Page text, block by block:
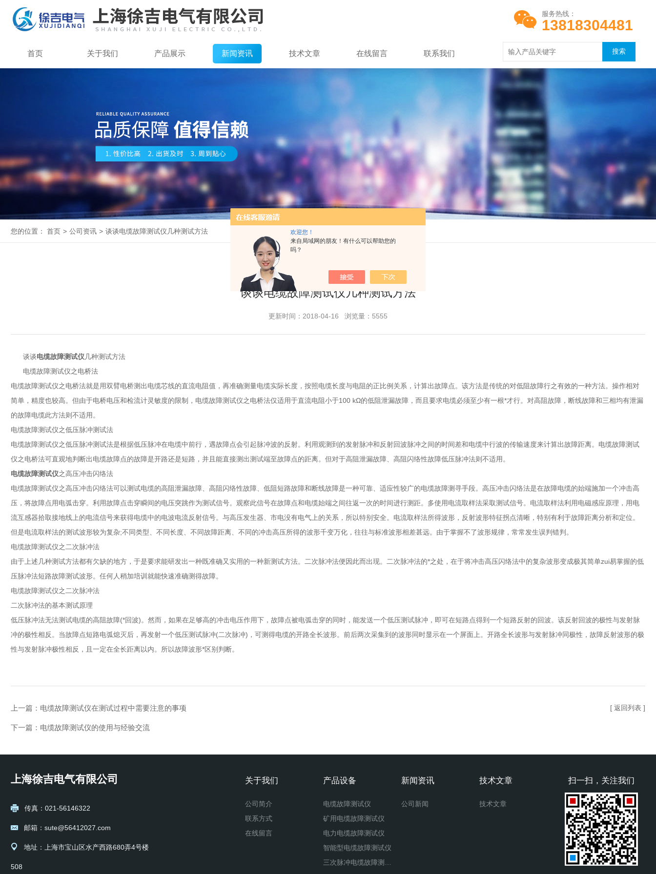
欢迎您！
来自局域网的朋友！有什么可以帮助您的
吗？
服务热线：
13818304481
首页 关于我们 产品展示 新闻资讯 技术文章 在线留言 联系我们
您的位置： 首页 > 公司资讯 > 谈谈电缆故障测试仪几种测试方法
谈谈电缆故障测试仪几种测试方法
更新时间：2018-04-16 浏览量：5555
谈谈电缆故障测试仪几种测试方法
电缆故障测试仪之电桥法
电缆故障测试仪之电桥法就是用双臂电桥测出电缆芯线的直流电阻值，再准确测量电缆实际长度，按照电缆长度与电阻的正比例关系，计算出故障点。该方法是传统的对低阻故障行之有效的一种方法。操作相对
简单，精度也较高。但由于电桥电压和检流计灵敏度的限制，电缆故障测试仪之电桥法仅适用于直流电阻小于100 kΩ的低阻泄漏故障，而且要求电缆必须至少有一根*才行。对高阻故障，断线故障和三相均有泄漏
的故障电缆此方法则不适用。
电缆故障测试仪之低压脉冲测试法
电缆故障测试仪之低压脉冲测试法是根据低压脉冲在电缆中前行，遇故障点会引起脉冲波的反射。利用观测到的发射脉冲和反射回波脉冲之间的时间差和电缆中行波的传输速度来计算出故障距离。电缆故障测试
仪之电桥法可直观地判断出电缆故障点的故障是开路还是短路，并且能直接测出测试端至故障点的距离。但对于高阻泄漏故障、高阻闪络性故障低压脉冲法则不适用。
电缆故障测试仪之高压冲击闪络法
电缆故障测试仪之高压冲击闪络法可以测试电缆的高阻泄漏故障、高阻闪络性故障、低阻短路故障和断线故障是一种可靠、适应性较广的电缆故障测寻手段。高压冲击闪络法是在故障电缆的始端施加一个冲击高
压，将故障点用电弧击穿。利用故障点击穿瞬间的电压突跳作为测试信号。观察此信号在故障点和电缆始端之间往返一次的时间进行测距。多使用电流取样法采取测试信号。电流取样法利用电磁感应原理，用电
流互感器拾取接地线上的电流信号来获得电缆中的电波电流反射信号。与高压发生器、市电没有电气上的关系，所以特别安全。电流取样法所得波形，反射波形特征拐点清晰，特别有利于故障距离分析和定位。
但是电流取样法的测试波形较为复杂;不同类型、不同长度、不同故障距离、不同的冲击高压所得的波形千变万化，往往与标准波形相差甚远。由于掌握不了波形规律，常常发生误判错判。
电缆故障测试仪之二次脉冲法
由于上述几种测试方法都有欠缺的地方，于是要求能研发出一种既准确又实用的一种新测试方法。二次脉冲法便因此而出现。二次脉冲法的*之处，在于将冲击高压闪络法中的复杂波形变成极其简单zui易掌握的低
压脉冲法短路故障测试波形。任何人稍加培训就能快速准确测得故障。
电缆故障测试仪之二次脉冲法
二次脉冲法的基本测试原理
低压脉冲法无法测试电缆的高阻故障(*回波)。然而，如果在足够高的冲击电压作用下，故障点被电弧击穿的同时，能发送一个低压测试脉冲，即可在短路点得到一个短路反射的回波。该反射回波的极性与发射脉
冲的极性相反。当故障点短路电弧熄灭后，再发射一个低压测试脉冲(二次脉冲)，可测得电缆的开路全长波形。前后两次采集到的波形同时显示在一个屏面上。开路全长波形与发射脉冲同极性，故障反射波形的极
性与发射脉冲极性相反，且一定在全长距离以内。所以故障波形*区别判断。
上一篇： 电缆故障测试仪在测试过程中需要注意的事项
下一篇： 电缆故障测试仪的使用与经验交流
[ 返回列表 ]
上海徐吉电气有限公司
传真：021-56146322
邮箱：sute@56412027.com
地址：上海市宝山区水产西路680弄4号楼
508
扫一扫，关注我们
关于我们
公司简介
联系方式
在线留言
产品设备
电缆故障测试仪
矿用电缆故障测试仪
电力电缆故障测试仪
智能型电缆故障测试仪
新闻资讯
公司新闻
技术文章
技术文章